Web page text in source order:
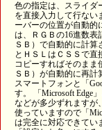
色の指定は、スライダ
を直接入力して行ない
ーバーの位置が自動的
は、ＲＧＢの16進数表
ＳＢ）で自動的に計
とＨＳＬはＣＳＳで
コピーすればそのまま
ＳＢ）が自動的に再計
スマートフォンと「
す。 「Microsoft Edge
などが多少ずれますが
使っていますので「
は完全に対応できてい